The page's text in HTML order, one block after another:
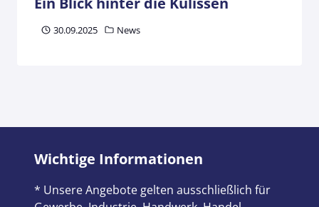
30.09.2025 News
Wichtige Informationen
* Unsere Angebote gelten ausschließlich für